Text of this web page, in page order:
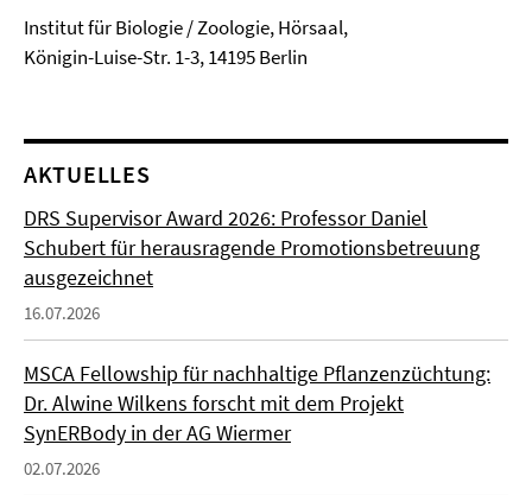
Institut für Biologie / Zoologie, Hörsaal,
Königin-Luise-Str. 1-3, 14195 Berlin
AKTUELLES
DRS Supervisor Award 2026: Professor Daniel
Schubert für herausragende Promotionsbetreuung
ausgezeichnet
16.07.2026
MSCA Fellowship für nachhaltige Pflanzenzüchtung:
Dr. Alwine Wilkens forscht mit dem Projekt
SynERBody in der AG Wiermer
02.07.2026